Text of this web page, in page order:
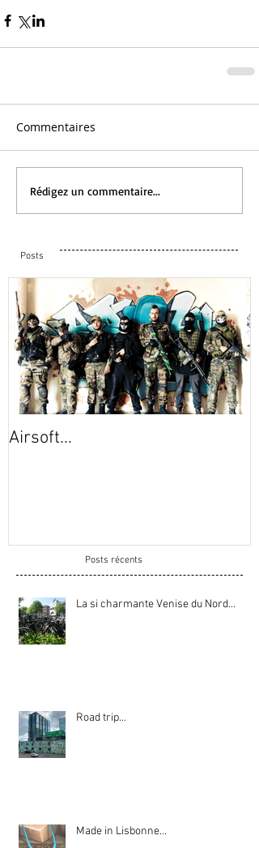
Commentaires
Rédigez un commentaire...
Posts
Airsoft...
Posts récents
La si charmante Venise du Nord...
Road trip...
Made in Lisbonne...